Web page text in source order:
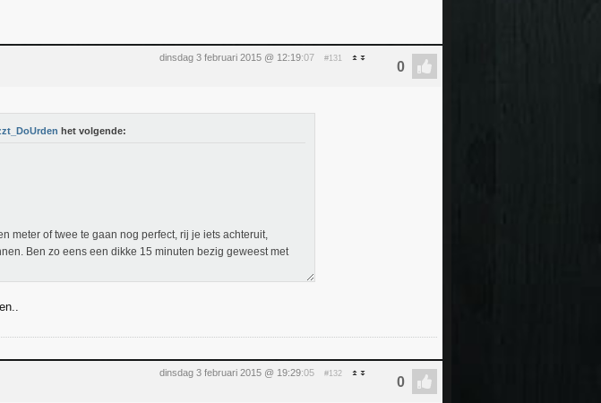
dinsdag 3 februari 2015 @ 12:19:07 #131
het volgende:
meter of twee te gaan nog perfect, rij je iets achteruit,
Ben zo eens een dikke 15 minuten bezig geweest met
dinsdag 3 februari 2015 @ 19:29:05 #132